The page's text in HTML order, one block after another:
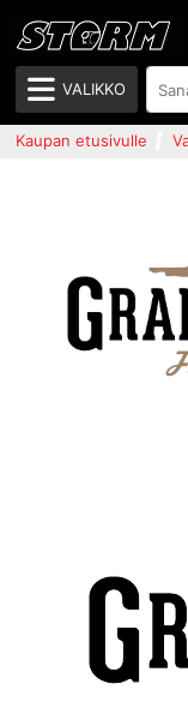
VALIKKO
Kaupan etusivulle